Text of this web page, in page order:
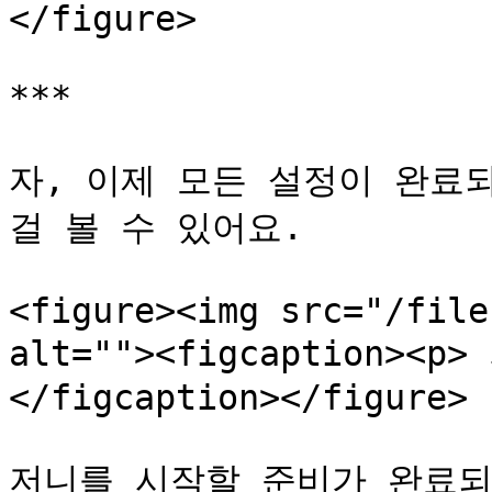
</figure>
***
자, 이제 모든 설정이 완료
걸 볼 수 있어요.
<figure><img src="/files/
alt=""><figcaption><p>
</figcaption></figure>
저니를 시작할 준비가 완